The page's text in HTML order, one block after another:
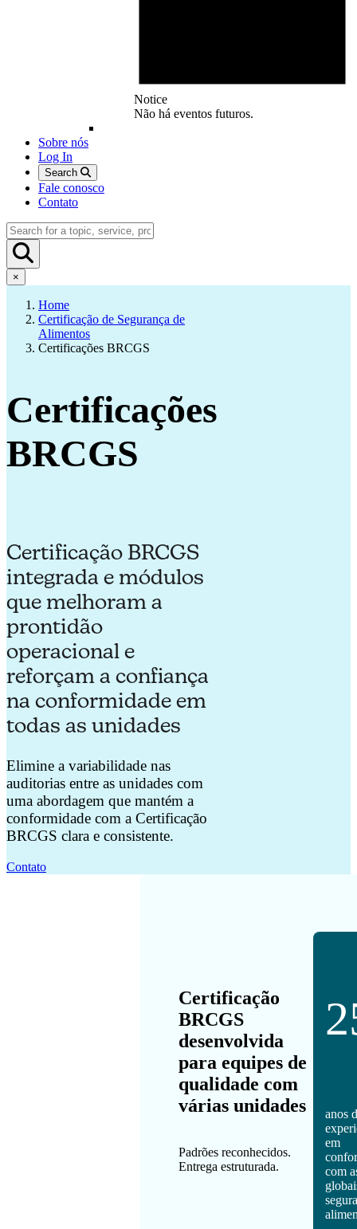
Notice
Não há eventos futuros.
Sobre nós
Log In
Search
Fale conosco
Contato
×
Home
Certificação de Segurança de
Alimentos
Certificações BRCGS
Certificações
BRCGS
Certificação BRCGS
integrada e módulos
que melhoram a
prontidão
operacional e
reforçam a confiança
na conformidade em
todas as unidades
Elimine a variabilidade nas
auditorias entre as unidades com
uma abordagem que mantém a
conformidade com a Certificação
BRCGS clara e consistente.
Contato
Certificação
BRCGS
desenvolvida
para equipes de
qualidade com
várias unidades
Padrões reconhecidos.
Entrega estruturada.
anos
em
com